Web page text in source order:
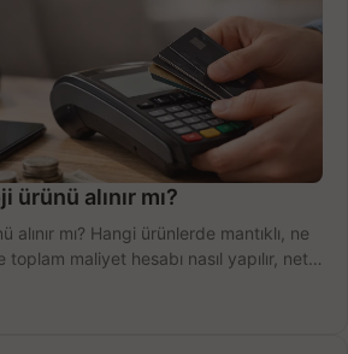
alınır mı?
mı? Hangi ürünlerde mantıklı, ne
maliyet hesabı nasıl yapılır, net